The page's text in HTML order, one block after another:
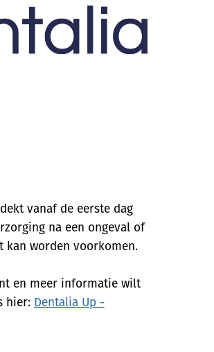
vanaf de eerste dag
na een ongeval of
kan worden voorkomen.
en meer informatie wilt
hier: Dentalia Up -